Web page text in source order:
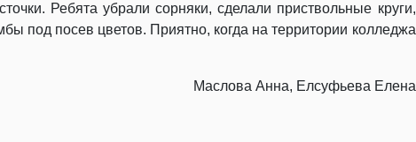
Ребята убрали сорняки, сделали приствольные круги,
под посев цветов. Приятно, когда на территории колледжа
Маслова Анна, Елсуфьева Елена